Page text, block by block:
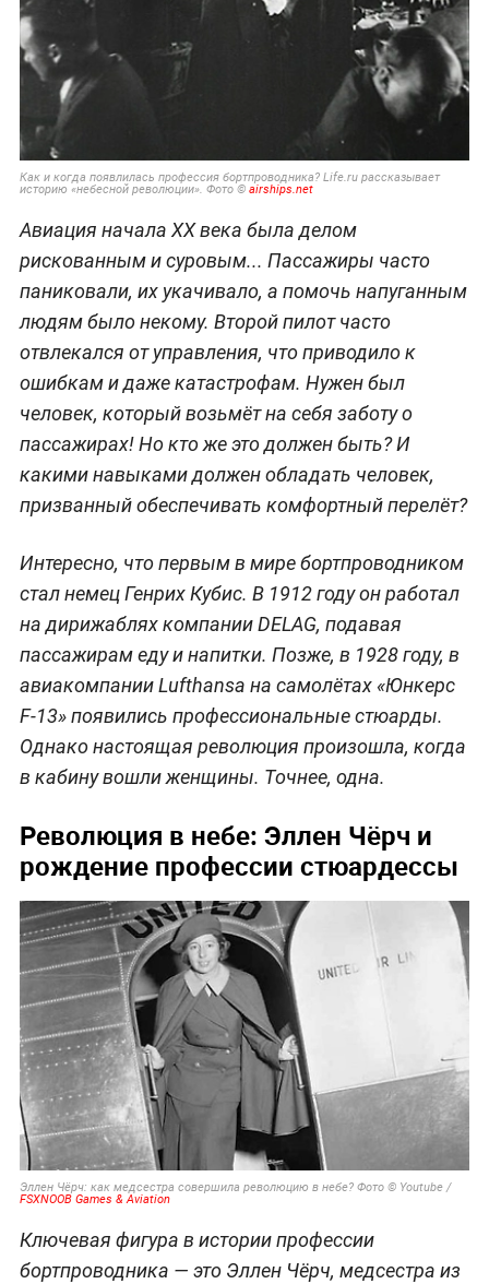
Как и когда появлилась профессия бортпроводника? Life.ru рассказывает
историю «небесной революции». Фото © airships.net
Авиация начала XX века была делом
рискованным и суровым... Пассажиры часто
паниковали, их укачивало, а помочь напуганным
людям было некому. Второй пилот часто
отвлекался от управления, что приводило к
ошибкам и даже катастрофам. Нужен был
человек, который возьмёт на себя заботу о
пассажирах! Но кто же это должен быть? И
какими навыками должен обладать человек,
призванный обеспечивать комфортный перелёт?
Интересно, что первым в мире бортпроводником
стал немец Генрих Кубис. В 1912 году он работал
на дирижаблях компании DELAG, подавая
пассажирам еду и напитки. Позже, в 1928 году, в
авиакомпании Lufthansa на самолётах «Юнкерс
F-13» появились профессиональные стюарды.
Однако настоящая революция произошла, когда
в кабину вошли женщины. Точнее, одна.
Революция в небе: Эллен Чёрч и
рождение профессии стюардессы
Эллен Чёрч: как медсестра совершила революцию в небе? Фото © Youtube /
FSXNOOB Games & Aviation
Ключевая фигура в истории профессии
бортпроводника — это Эллен Чёрч, медсестра из